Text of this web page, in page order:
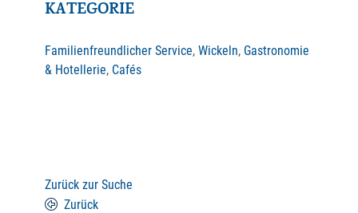
KATEGORIE
Familienfreundlicher Service, Wickeln, Gastronomie
& Hotellerie, Cafés
Zurück zur Suche
Zurück